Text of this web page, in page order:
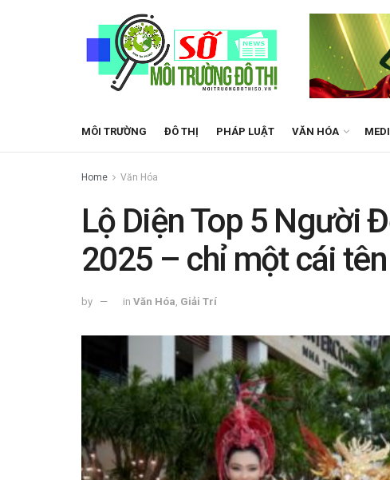
MÔI TRƯỜNG ĐÔ THỊ PHÁP LUẬT VĂN HÓA
Home Văn Hóa
Lộ Diện Top 5 Người
2025 – chỉ một cái
by in Văn Hóa Giải Trí